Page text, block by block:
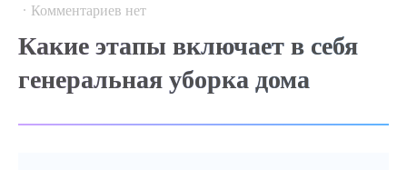
Комментариев нет
Какие этапы включает в себя
генеральная уборка дома